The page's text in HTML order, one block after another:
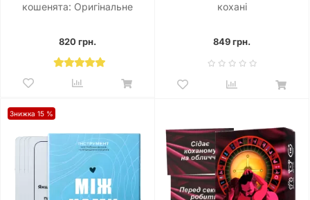
кошенята: Оригінальне
820 грн.
кохані
849 грн.
Знижка 15 %